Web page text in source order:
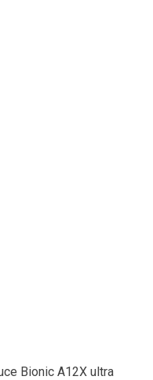
Bionic A12X ultra